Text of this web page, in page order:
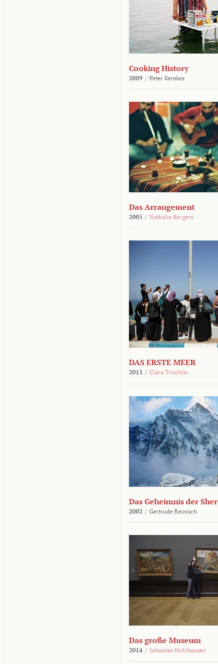
Cooking History
2009 / Peter Kerekes
Das Arrangement
2005 / Nathalie Borgers
DAS ERSTE MEER
2013 / Clara Trischler
Das Geheimnis der
2002 / Gertrude Reinisch
Das große Museum
2014 / Johannes Holzhausen